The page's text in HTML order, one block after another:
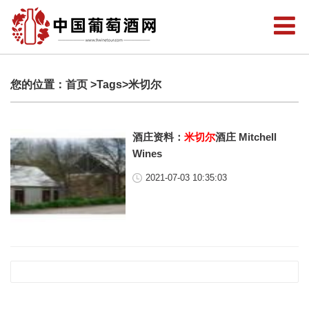
您的位置： 首页 >Tags>米切尔
酒庄资料：米切尔酒庄 Mitchell
Wines
2021-07-03 10:35:03